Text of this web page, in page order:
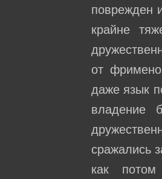
поврежден
крайне
от
даже язык
владение
сражались
как потом